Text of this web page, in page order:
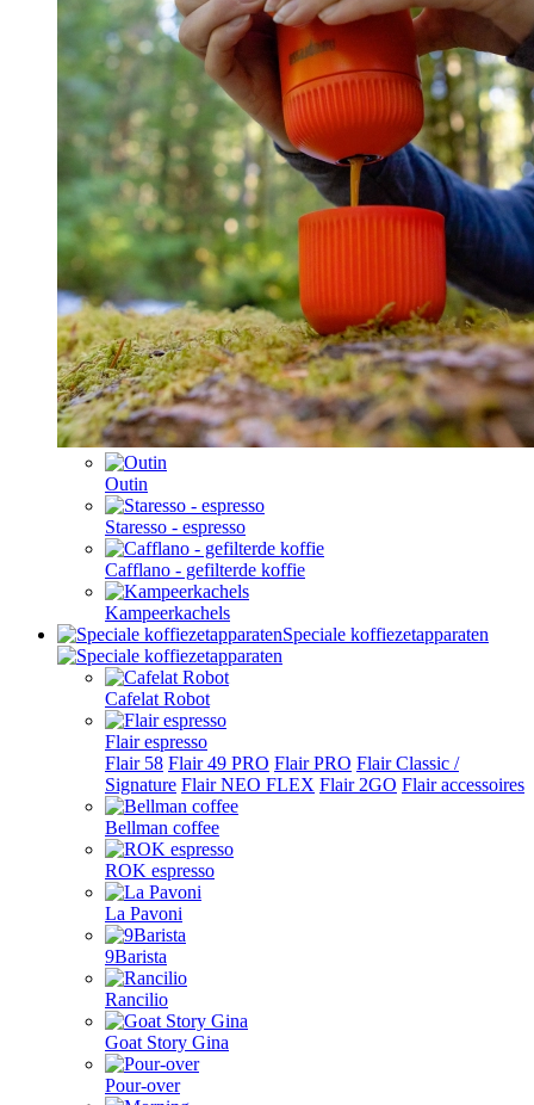
Outin
Staresso - espresso
Cafflano - gefilterde koffie
Kampeerkachels
Speciale koffiezetapparaten
Cafelat Robot
Flair espresso
Flair 58 Flair 49 PRO Flair PRO Flair Classic /
Signature Flair NEO FLEX Flair 2GO Flair accessoires
Bellman coffee
ROK espresso
La Pavoni
9Barista
Rancilio
Goat Story Gina
Pour-over